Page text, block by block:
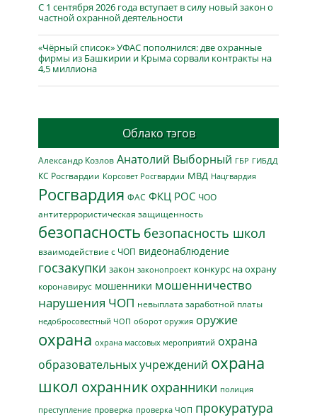
С 1 сентября 2026 года вступает в силу новый закон о
частной охранной деятельности
«Чёрный список» УФАС пополнился: две охранные
фирмы из Башкирии и Крыма сорвали контракты на
4,5 миллиона
Облако тэгов
Александр Козлов Анатолий Выборный ГБР ГИБДД
КС Росгвардии Корсовет Росгвардии МВД Нацгвардия
Росгвардия ФАС ФКЦ РОС ЧОО
антитеррористическая защищенность
безопасность безопасность школ
взаимодействие с ЧОП видеонаблюдение
госзакупки закон законопроект конкурс на охрану
коронавирус мошенники мошенничество
нарушения ЧОП невыплата заработной платы
недобросовестный ЧОП оборот оружия оружие
охрана охрана массовых мероприятий охрана
образовательных учреждений охрана
школ охранник охранники полиция
преступление проверка проверка ЧОП прокуратура